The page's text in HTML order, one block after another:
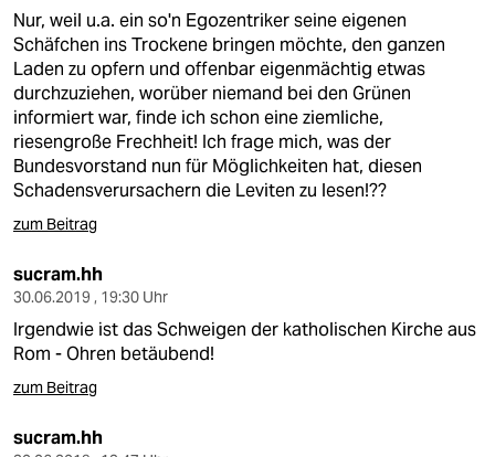
Nur, weil u.a. ein so'n Egozentriker seine eigenen
Schäfchen ins Trockene bringen möchte, den ganzen
Laden zu opfern und offenbar eigenmächtig etwas
durchzuziehen, worüber niemand bei den Grünen
informiert war, finde ich schon eine ziemliche,
riesengroße Frechheit! Ich frage mich, was der
Bundesvorstand nun für Möglichkeiten hat, diesen
Schadensverursachern die Leviten zu lesen!??
zum Beitrag
sucram.hh
30.06.2019 , 19:30 Uhr
Irgendwie ist das Schweigen der katholischen Kirche aus
Rom - Ohren betäubend!
zum Beitrag
sucram.hh